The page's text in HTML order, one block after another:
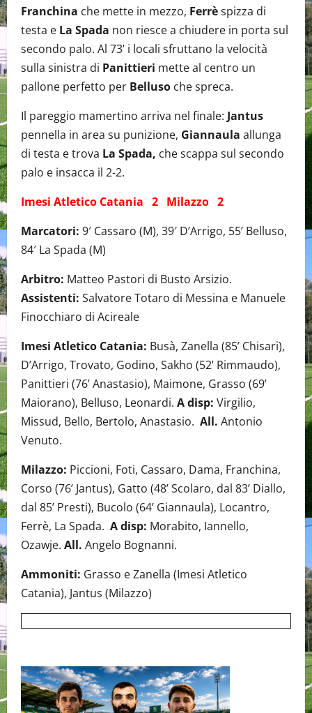
Franchina che mette in mezzo, Ferrèspizza di
testa e La Spada non riesce a chiudere in porta sul
secondo palo. Al 73’ i locali sfruttano la velocità
sulla sinistra di Panittieri mette al centro un
pallone perfetto per Belluso che spreca.
Il pareggio mamertino arriva nel finale: Jantus
pennella in area su punizione, Giannaula allunga
di testa e trova La Spada, che scappa sul secondo
palo e insacca il 2-2.
Imesi Atletico Catania 2 Milazzo 2
Marcatori: 9′ Cassaro (M), 39′ D’Arrigo, 55’ Belluso,
84′ La Spada (M)
Arbitro: Matteo Pastori di Busto Arsizio.
Assistenti: Salvatore Totaro di Messina e Manuele
Finocchiaro di Acireale
Imesi Atletico Catania: Busà, Zanella (85’ Chisari),
D’Arrigo, Trovato, Godino, Sakho (52’ Rimmaudo),
Panittieri (76’ Anastasio), Maimone, Grasso (69’
Maiorano), Belluso, Leonardi. A disp: Virgilio,
Missud, Bello, Bertolo, Anastasio. All. Antonio
Venuto.
Milazzo: Piccioni, Foti, Cassaro, Dama, Franchina,
Corso (76’ Jantus), Gatto (48’ Scolaro, dal 83’ Diallo,
dal 85’ Presti), Bucolo (64’ Giannaula), Locantro,
Ferrè, La Spada. A disp: Morabito, Iannello,
Ozawje. All. Angelo Bognanni.
Ammoniti: Grasso e Zanella (Imesi Atletico
Catania), Jantus (Milazzo)